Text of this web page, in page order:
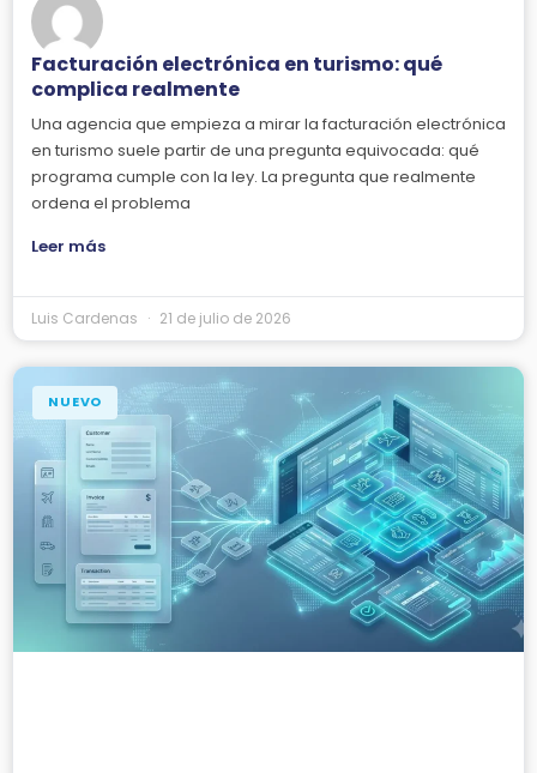
Facturación electrónica en turismo: qué
complica realmente
Una agencia que empieza a mirar la facturación electrónica
en turismo suele partir de una pregunta equivocada: qué
programa cumple con la ley. La pregunta que realmente
ordena el problema
Leer más
Luis Cardenas 21 de julio de 2026
NUEVO